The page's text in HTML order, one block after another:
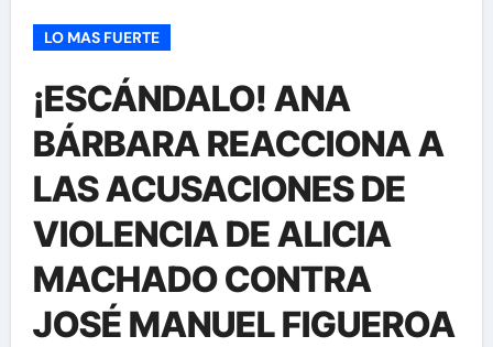
LO MAS FUERTE
¡ESCÁNDALO! ANA
BÁRBARA REACCIONA A
LAS ACUSACIONES DE
VIOLENCIA DE ALICIA
MACHADO CONTRA
JOSÉ MANUEL FIGUEROA